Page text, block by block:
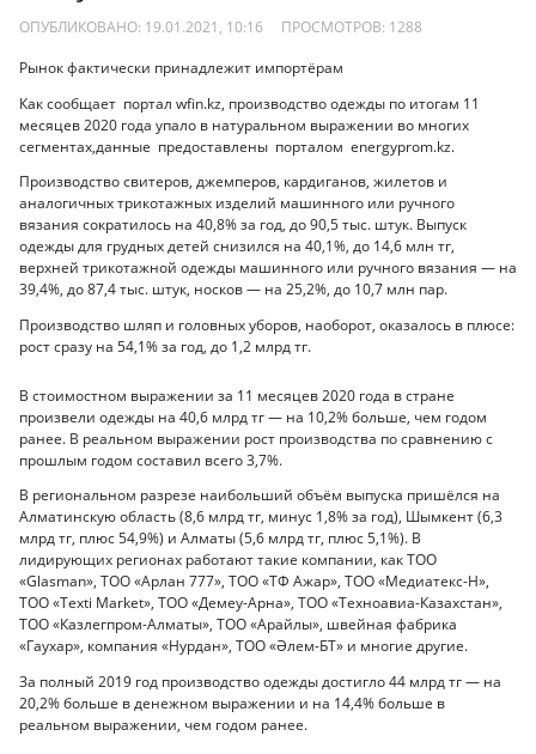
ОПУБЛИКОВАНО: 19.01.2021, 10:16 ПРОСМОТРОВ: 1288
Рынок фактически принадлежит импортёрам
Как сообщает портал wfin.kz, производство одежды по итогам 11
месяцев 2020 года упало в натуральном выражении во многих
сегментах,данные предоставлены порталом energyprom.kz.
Производство свитеров, джемперов, кардиганов, жилетов и
аналогичных трикотажных изделий машинного или ручного
вязания сократилось на 40,8% за год, до 90,5 тыс. штук. Выпуск
одежды для грудных детей снизился на 40,1%, до 14,6 млн тг,
верхней трикотажной одежды машинного или ручного вязания — на
39,4%, до 87,4 тыс. штук, носков — на 25,2%, до 10,7 млн пар.
Производство шляп и головных уборов, наоборот, оказалось в плюсе:
рост сразу на 54,1% за год, до 1,2 млрд тг.
В стоимостном выражении за 11 месяцев 2020 года в стране
произвели одежды на 40,6 млрд тг — на 10,2% больше, чем годом
ранее. В реальном выражении рост производства по сравнению с
прошлым годом составил всего 3,7%.
В региональном разрезе наибольший объём выпуска пришёлся на
Алматинскую область (8,6 млрд тг, минус 1,8% за год), Шымкент (6,3
млрд тг, плюс 54,9%) и Алматы (5,6 млрд тг, плюс 5,1%). В
лидирующих регионах работают такие компании, как ТОО
«Glasman», ТОО «Арлан 777», ТОО «ТФ Ажар», ТОО «Медиатекс-Н»,
ТОО «Texti Market», ТОО «Демеу-Арна», ТОО «Техноавиа-Казахстан»,
ТОО «Казлегпром-Алматы», ТОО «Арайлы», швейная фабрика
«Гаухар», компания «Нурдан», ТОО «Әлем-БТ» и многие другие.
За полный 2019 год производство одежды достигло 44 млрд тг — на
20,2% больше в денежном выражении и на 14,4% больше в
реальном выражении, чем годом ранее.